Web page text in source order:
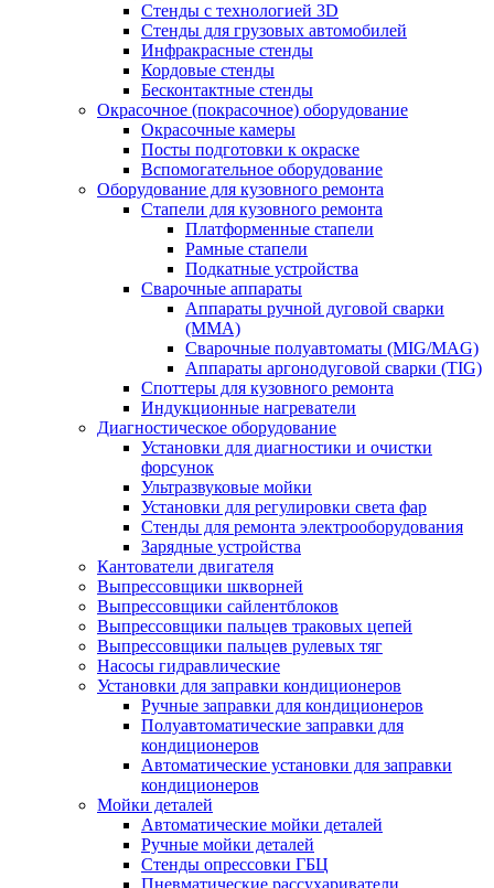
Стенды с технологией 3D
Стенды для грузовых автомобилей
Инфракрасные стенды
Кордовые стенды
Бесконтактные стенды
Окрасочное (покрасочное) оборудование
Окрасочные камеры
Посты подготовки к окраске
Вспомогательное оборудование
Оборудование для кузовного ремонта
Стапели для кузовного ремонта
Платформенные стапели
Рамные стапели
Подкатные устройства
Сварочные аппараты
Аппараты ручной дуговой сварки
(MMA)
Сварочные полуавтоматы (MIG/MAG)
Аппараты аргонодуговой сварки (TIG)
Споттеры для кузовного ремонта
Индукционные нагреватели
Диагностическое оборудование
Установки для диагностики и очистки
форсунок
Ультразвуковые мойки
Установки для регулировки света фар
Стенды для ремонта электрооборудования
Зарядные устройства
Кантователи двигателя
Выпрессовщики шкворней
Выпрессовщики сайлентблоков
Выпрессовщики пальцев траковых цепей
Выпрессовщики пальцев рулевых тяг
Насосы гидравлические
Установки для заправки кондиционеров
Ручные заправки для кондиционеров
Полуавтоматические заправки для
кондиционеров
Автоматические установки для заправки
кондиционеров
Мойки деталей
Автоматические мойки деталей
Ручные мойки деталей
Стенды опрессовки ГБЦ
Пневматические рассухариватели